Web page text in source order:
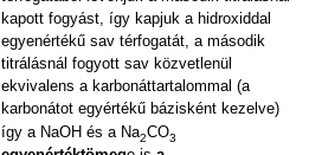
kapott fogyást, így kapjuk a hidroxiddal
egyenértékű sav térfogatát, a második
titrálásnál fogyott sav közvetlenül
ekvivalens a karbonáttartalommal (a
karbonátot egyértékű bázisként kezelve)
így a NaOH és a Na2CO3